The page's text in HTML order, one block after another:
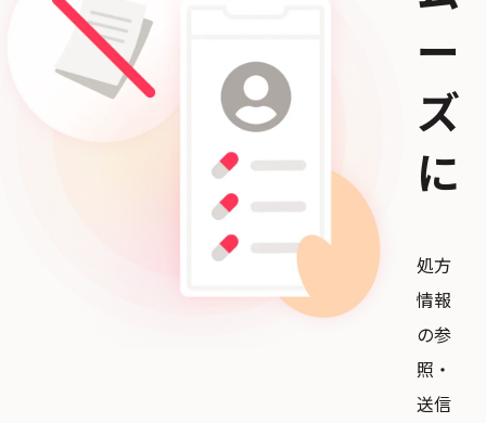
ー
ズ
に
処方
情報
の参
照・
送信